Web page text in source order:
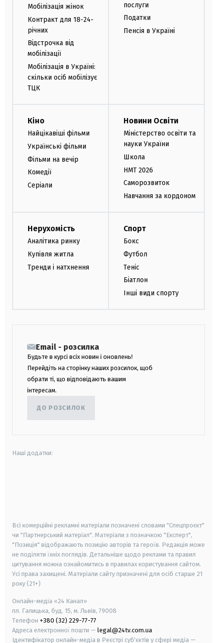
Мобілізація жінок
Контракт для 18-24-
річних
Відстрочка від
мобілізації
Мобілізація в Україні:
скільки осіб мобілізує
ТЦК
послуги
Податки
Пенсія в Україні
Кіно
Найцікавіші фільми
Українські фільми
Фільми на вечір
Комедії
Серіали
Новини Освіти
Міністерство освіти та
науки України
Школа
НМТ 2026
Саморозвиток
Навчання за кордоном
Нерухомість
Аналітика ринку
Купівля житла
Тренди і натхнення
Спорт
Бокс
Футбол
Теніс
Біатлон
Інші види спорту
Email - розсилка
Будьте в курсі всіх новин і оновлень!
Перейдіть на сторінку наших розсилок, щоб
обрати ті, що відповідають вашим
інтересам.
ДО РОЗСИЛОК
Наші додатки:
Всі комерційні рекламні матеріали позначені словами "Спецпроєкт"
чи "Партнерський матеріал". Матеріали з позначкою "Експерт",
"Позиція" відображають позицію авторів та героїв. Редакція може
не поділяти їхніх поглядів. Детальніше щодо реклами та правил
цитування можна ознайомитись в правилах користування сайтом.
Усі права захищені. Матеріали сайту призначені для осіб старше 21
року (21+)
Онлайн-медіа «24 Канал»
пл. Галицька, буд. 15, м. Львів, 79008
Телефон +380 (32) 229-77-77
Адреса електронної пошти — legal@24tv.com.ua
Ідентифікатор онлайн-медіа в Реєстрі суб'єктів у сфері медіа —